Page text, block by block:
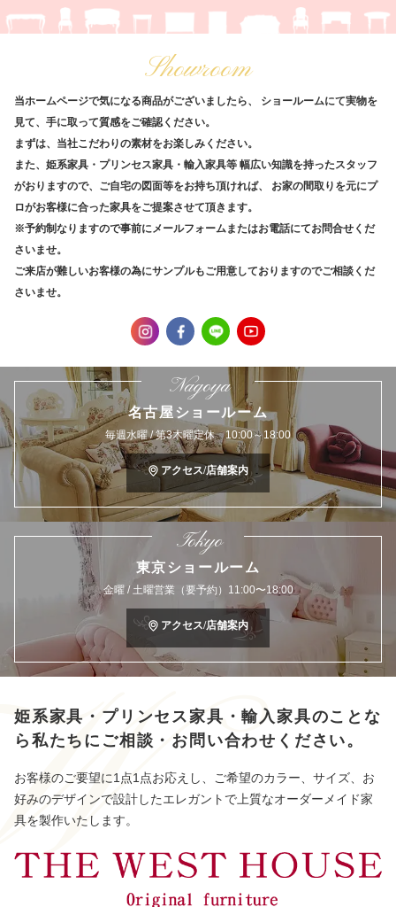
Showroom
当ホームページで気になる商品がございましたら、
ショールームにて実物を
見て、手に取って質感をご確認ください。
まずは、当社こだわりの素材をお楽しみください。
また、姫系家具・プリンセス家具・輸入家具等 幅広い知識を持ったスタッフ
がおりますので、ご自宅の図面等をお持ち頂ければ、
お家の間取りを元にプ
ロがお客様に合った家具をご提案させて頂きます。
※予約制なりますので事前にメールフォームまたはお電話にてお問合せくだ
さいませ。
ご来店が難しいお客様の為にサンプルもご用意しておりますのでご相談くだ
さいませ。
Nagoya
名古屋ショールーム
毎週水曜 / 第3木曜定休 10:00～18:00
アクセス/店舗案内
Tokyo
東京ショールーム
金曜 / 土曜営業（要予約）11:00〜18:00
アクセス/店舗案内
姫系家具・プリンセス家具・輸入家具のことな
ら 私たちにご相談・お問い合わせください。
お客様のご要望に1点1点お応えし、ご希望のカラー、サイズ、お
好みのデザインで設計したエレガントで上質なオーダーメイド家
具を製作いたします。